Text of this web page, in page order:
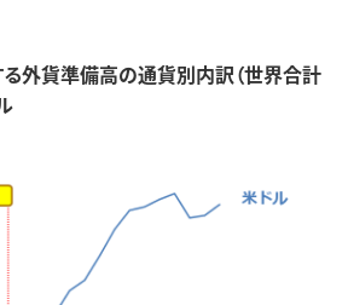
外貨準備高の通貨別内訳（世界合計